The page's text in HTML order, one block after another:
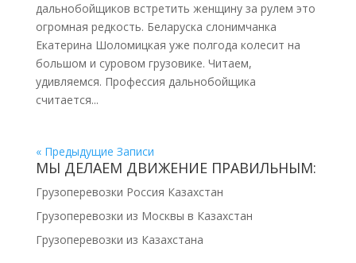
дальнобойщиков встретить женщину за рулем это
огромная редкость. Беларуска слонимчанка
Екатерина Шоломицкая уже полгода колесит на
большом и суровом грузовике. Читаем,
удивляемся. Профессия дальнобойщика
считается...
« Предыдущие Записи
МЫ ДЕЛАЕМ ДВИЖЕНИЕ ПРАВИЛЬНЫМ:
Грузоперевозки Россия Казахстан
Грузоперевозки из Москвы в Казахстан
Грузоперевозки из Казахстана